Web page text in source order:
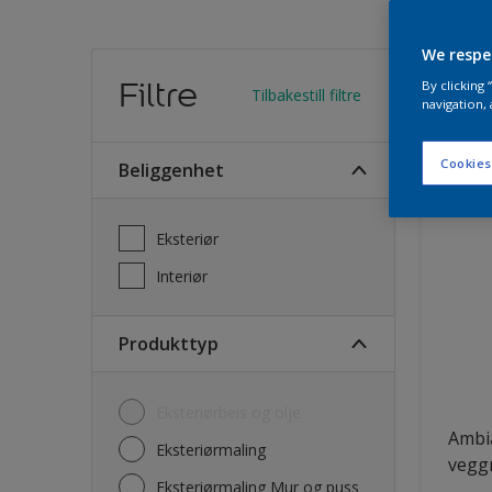
Filtre Tilbakestill filtre
Beliggenhet
Eksteriør
Interiør
Produkttyp
Eksteriørmaling
Eksteriørmaling Mur og puss
We
By clicking
navigation,